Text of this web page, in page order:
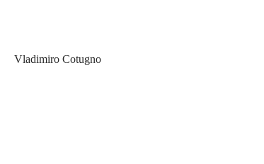
Vladimiro Cotugno